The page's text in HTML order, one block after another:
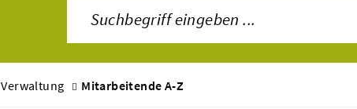
Verwaltung Mitarbeitende A-Z